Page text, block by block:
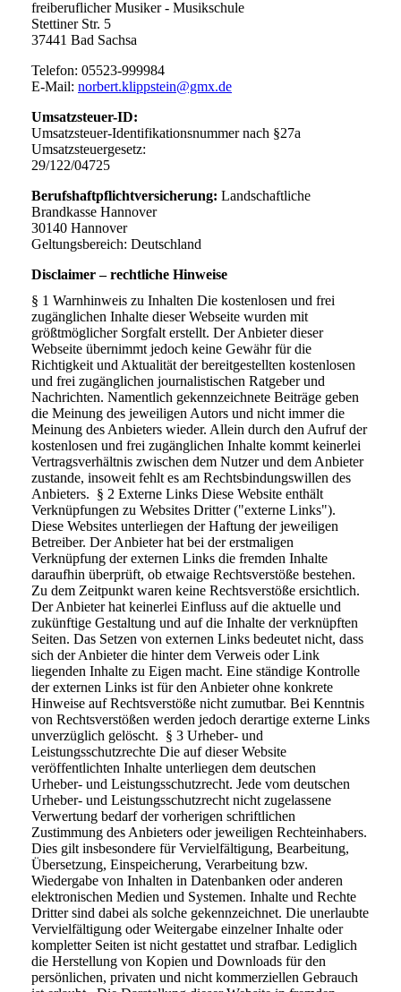
freiberuflicher Musiker - Musikschule
Stettiner Str. 5
37441 Bad Sachsa
Telefon: 05523-999984
E-Mail: norbert.klippstein@gmx.de
Umsatzsteuer-ID:
Umsatzsteuer-Identifikationsnummer nach §27a
Umsatzsteuergesetz:
29/122/04725
Berufshaftpflichtversicherung: Landschaftliche
Brandkasse Hannover
30140 Hannover
Geltungsbereich: Deutschland
Disclaimer – rechtliche Hinweise
§ 1 Warnhinweis zu Inhalten Die kostenlosen und frei
zugänglichen Inhalte dieser Webseite wurden mit
größtmöglicher Sorgfalt erstellt. Der Anbieter dieser
Webseite übernimmt jedoch keine Gewähr für die
Richtigkeit und Aktualität der bereitgestellten kostenlosen
und frei zugänglichen journalistischen Ratgeber und
Nachrichten. Namentlich gekennzeichnete Beiträge geben
die Meinung des jeweiligen Autors und nicht immer die
Meinung des Anbieters wieder. Allein durch den Aufruf der
kostenlosen und frei zugänglichen Inhalte kommt keinerlei
Vertragsverhältnis zwischen dem Nutzer und dem Anbieter
zustande, insoweit fehlt es am Rechtsbindungswillen des
Anbieters. § 2 Externe Links Diese Website enthält
Verknüpfungen zu Websites Dritter ("externe Links").
Diese Websites unterliegen der Haftung der jeweiligen
Betreiber. Der Anbieter hat bei der erstmaligen
Verknüpfung der externen Links die fremden Inhalte
daraufhin überprüft, ob etwaige Rechtsverstöße bestehen.
Zu dem Zeitpunkt waren keine Rechtsverstöße ersichtlich.
Der Anbieter hat keinerlei Einfluss auf die aktuelle und
zukünftige Gestaltung und auf die Inhalte der verknüpften
Seiten. Das Setzen von externen Links bedeutet nicht, dass
sich der Anbieter die hinter dem Verweis oder Link
liegenden Inhalte zu Eigen macht. Eine ständige Kontrolle
der externen Links ist für den Anbieter ohne konkrete
Hinweise auf Rechtsverstöße nicht zumutbar. Bei Kenntnis
von Rechtsverstößen werden jedoch derartige externe Links
unverzüglich gelöscht. § 3 Urheber- und
Leistungsschutzrechte Die auf dieser Website
veröffentlichten Inhalte unterliegen dem deutschen
Urheber- und Leistungsschutzrecht. Jede vom deutschen
Urheber- und Leistungsschutzrecht nicht zugelassene
Verwertung bedarf der vorherigen schriftlichen
Zustimmung des Anbieters oder jeweiligen Rechteinhabers.
Dies gilt insbesondere für Vervielfältigung, Bearbeitung,
Übersetzung, Einspeicherung, Verarbeitung bzw.
Wiedergabe von Inhalten in Datenbanken oder anderen
elektronischen Medien und Systemen. Inhalte und Rechte
Dritter sind dabei als solche gekennzeichnet. Die unerlaubte
Vervielfältigung oder Weitergabe einzelner Inhalte oder
kompletter Seiten ist nicht gestattet und strafbar. Lediglich
die Herstellung von Kopien und Downloads für den
persönlichen, privaten und nicht kommerziellen Gebrauch